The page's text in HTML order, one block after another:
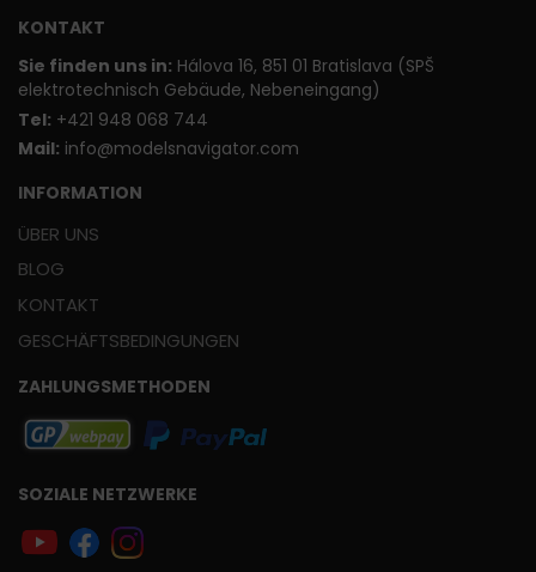
KONTAKT
Sie finden uns in: Hálova 16, 851 01 Bratislava (SPŠ
elektrotechnisch Gebäude, Nebeneingang)
Tel: +421 948 068 744
Mail: info@modelsnavigator.com
INFORMATION
ÜBER UNS
BLOG
KONTAKT
GESCHÄFTSBEDINGUNGEN
ZAHLUNGSMETHODEN
SOZIALE NETZWERKE